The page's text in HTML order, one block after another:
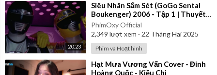
20:23
⁣Siêu Nhân Sấm Sét (GoGo Sentai
Boukenger) 2006 - Tập 1 | Thuyết
Minh
PhimOxy Official
2,349 lượt xem · 22 Tháng Hai 2025
Phim và Hoạt hình
⁣Hạt Mưa Vương Vấn Cover - Đinh
Hoàng Quốc - Kiều Chi